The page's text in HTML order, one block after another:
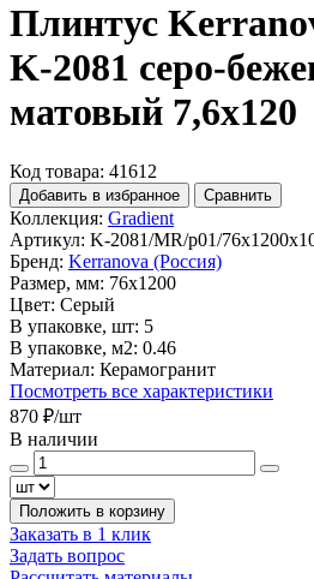
Плинтус
K-2081 серо-
матовый 7,6x120
Код товара: 41612
Добавить в избранное Сравнить
Коллекция: Gradient
Артикул: K-2081/MR/p01/
Бренд: Kerranova (Россия)
Размер, мм: 76x1200
Цвет: Серый
В упаковке, шт: 5
В упаковке, м2: 0.46
Материал: Керамогранит
Посмотреть все характеристики
870 ₽/шт
В наличии
Положить в корзину
Заказать в 1 клик
Задать вопрос